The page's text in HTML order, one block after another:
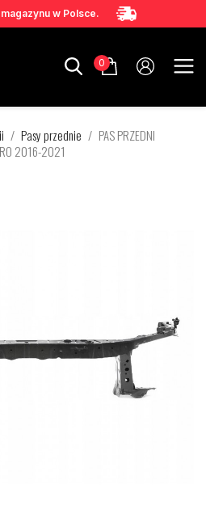
w Polsce.
0
Pasy przednie
PAS PRZEDNI
2016-2021